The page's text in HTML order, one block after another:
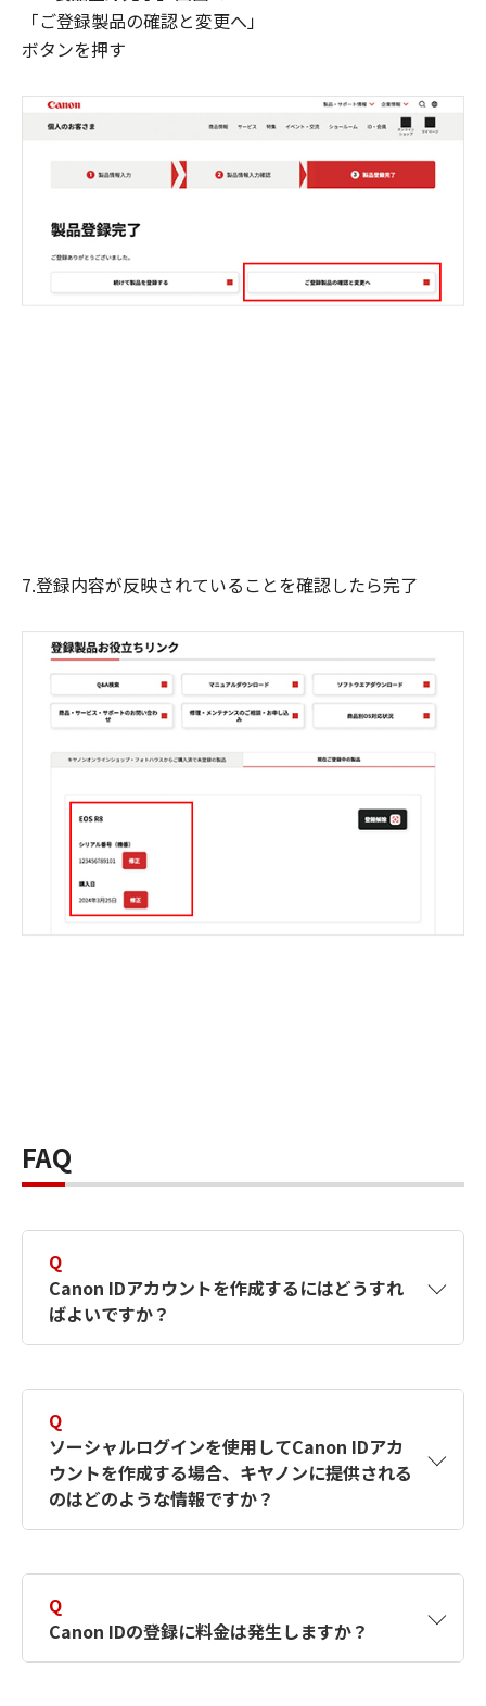
「ご登録製品の確認と変更へ」
ボタンを押す
7.登録内容が反映されていることを確認したら完了
FAQ
Q
Canon IDアカウントを作成するにはどうすれ
ばよいですか？
す。詳しい作成方法は【カメラ】Canon IDとは
何ですか？Canon IDの作成方法は？をご確認く
ださい。
Q
ソーシャルログインを使用してCanon IDアカ
ウントを作成する場合、キヤノンに提供される
のはどのような情報ですか？
択したサービスから取得します。アカウントを
簡単に作成できるように、この情報を使用して
Canon IDの登録フォームを入力します。
Q
Canon IDの登録に料金は発生しますか？